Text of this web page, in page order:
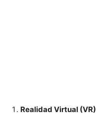
Realidad Virtual (VR)